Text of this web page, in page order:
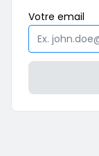
Votre email